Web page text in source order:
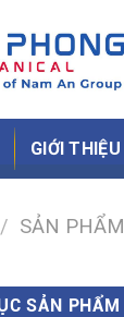
GIỚI THIỆU
/ SẢN PHẨM
SẢN PHẨM